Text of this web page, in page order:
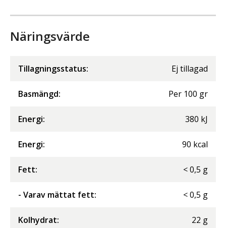
Näringsvärde
Tillagningsstatus: Ej tillagad
Basmängd: Per 100 gr
Energi: 380 kJ
Energi: 90 kcal
Fett: <0,5 g
- Varav mättat fett: <0,5 g
Kolhydrat: 22 g